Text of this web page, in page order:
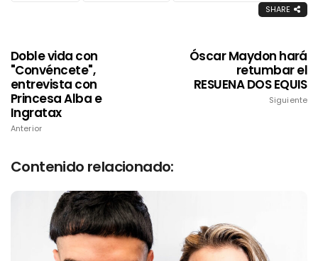
SHARE
Doble vida con
"Convéncete",
entrevista con
Princesa Alba e
Ingratax
Anterior
Óscar Maydon hará
retumbar el
RESUENA DOS EQUIS
Siguiente
Contenido relacionado: